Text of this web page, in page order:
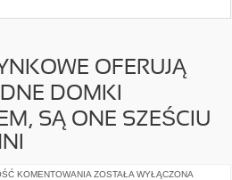
OFERUJĄ
DOMKI
SĄ ONE SZEŚCIU
KOMENTOWANIA MIEJSCOWOŚCI
ZOSTAŁA WYŁĄCZONA